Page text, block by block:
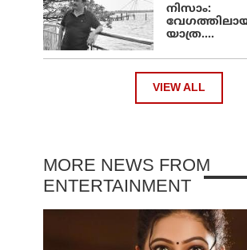
നിസാം:
യാത്ര....
VIEW ALL
MORE NEWS FROM
ENTERTAINMENT